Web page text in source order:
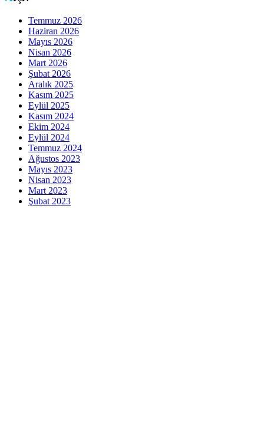
Temmuz 2026
Haziran 2026
Mayıs 2026
Nisan 2026
Mart 2026
Şubat 2026
Aralık 2025
Kasım 2025
Eylül 2025
Kasım 2024
Ekim 2024
Eylül 2024
Temmuz 2024
Ağustos 2023
Mayıs 2023
Nisan 2023
Mart 2023
Şubat 2023